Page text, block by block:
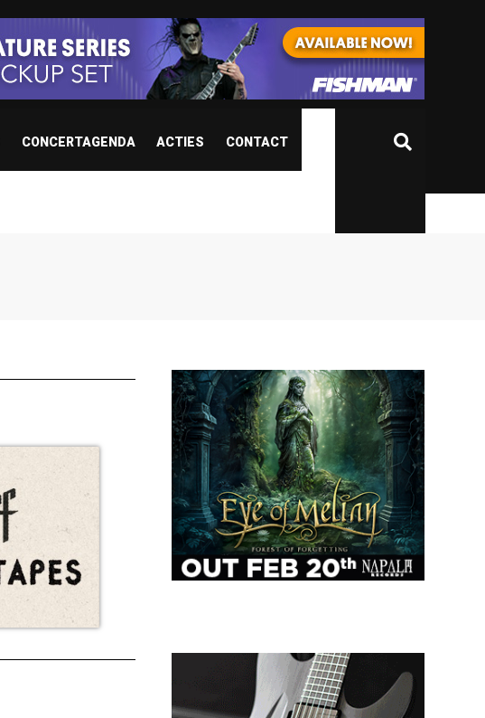
CONCERTAGENDA ACTIES CONTACT